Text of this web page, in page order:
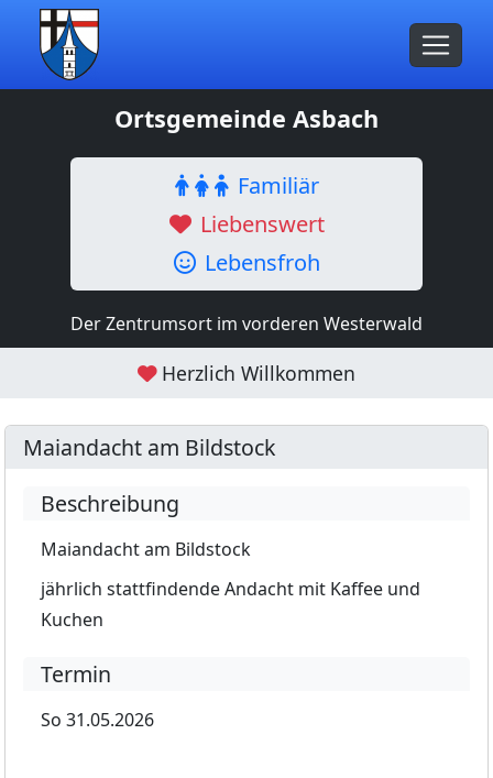
Ortsgemeinde Asbach
Familiär
Liebenswert
Lebensfroh
Der Zentrumsort im vorderen Westerwald
Herzlich Willkommen
Maiandacht am Bildstock
Beschreibung
Maiandacht am Bildstock
jährlich stattfindende Andacht mit Kaffee und
Kuchen
Termin
So 31.05.2026